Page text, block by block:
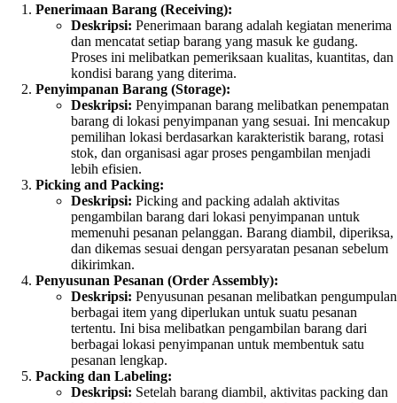
Penerimaan Barang (Receiving):
Deskripsi: Penerimaan barang adalah kegiatan menerima
dan mencatat setiap barang yang masuk ke gudang.
Proses ini melibatkan pemeriksaan kualitas, kuantitas, dan
kondisi barang yang diterima.
Penyimpanan Barang (Storage):
Deskripsi: Penyimpanan barang melibatkan penempatan
barang di lokasi penyimpanan yang sesuai. Ini mencakup
pemilihan lokasi berdasarkan karakteristik barang, rotasi
stok, dan organisasi agar proses pengambilan menjadi
lebih efisien.
Picking and Packing:
Deskripsi: Picking and packing adalah aktivitas
pengambilan barang dari lokasi penyimpanan untuk
memenuhi pesanan pelanggan. Barang diambil, diperiksa,
dan dikemas sesuai dengan persyaratan pesanan sebelum
dikirimkan.
Penyusunan Pesanan (Order Assembly):
Deskripsi: Penyusunan pesanan melibatkan pengumpulan
berbagai item yang diperlukan untuk suatu pesanan
tertentu. Ini bisa melibatkan pengambilan barang dari
berbagai lokasi penyimpanan untuk membentuk satu
pesanan lengkap.
Packing dan Labeling:
Deskripsi: Setelah barang diambil, aktivitas packing dan